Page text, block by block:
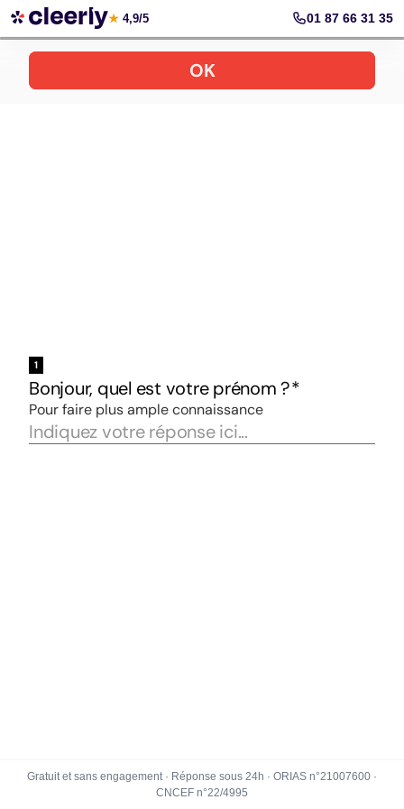
Votre simulation gratuite et personnalisée
★ 4,9/5 01 87 66 31 35
Gratuit et sans engagement · Réponse sous 24h · ORIAS n°21007600 ·
CNCEF n°22/4995